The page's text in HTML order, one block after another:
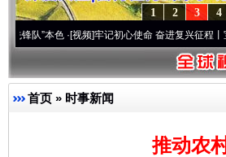
4
3
2
1
·[视频]牢记初心使命 奋进复兴征程丨宝塔山下好
首页 » 时事新闻
推动农